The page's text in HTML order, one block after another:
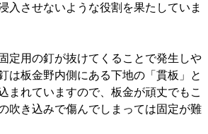
入させないような役割を果たしていま
定用の釘が抜けてくることで発生しや
は板金野内側にある下地の「貫板」と
まれていますので、板金が頑丈でもこ
吹き込みで傷んでしまっては固定が難